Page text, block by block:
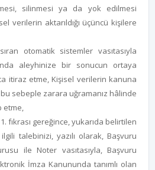
silinmesi ya da yok edilmesi
verilerin aktarıldığı üçüncü kişilere
otomatik sistemler vasıtasıyla
aleyhinize bir sonucun ortaya
itiraz etme, Kişisel verilerin kanuna
sebeple zarara uğramanız hâlinde
etme,
fıkrası gereğince, yukarıda belirtilen
talebinizi, yazılı olarak, Başvuru
ile Noter vasıtasıyla, Başvuru
İmza Kanununda tanımlı olan